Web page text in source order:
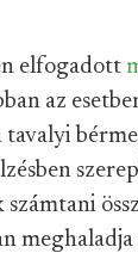
elfogadott
az
meghaladja